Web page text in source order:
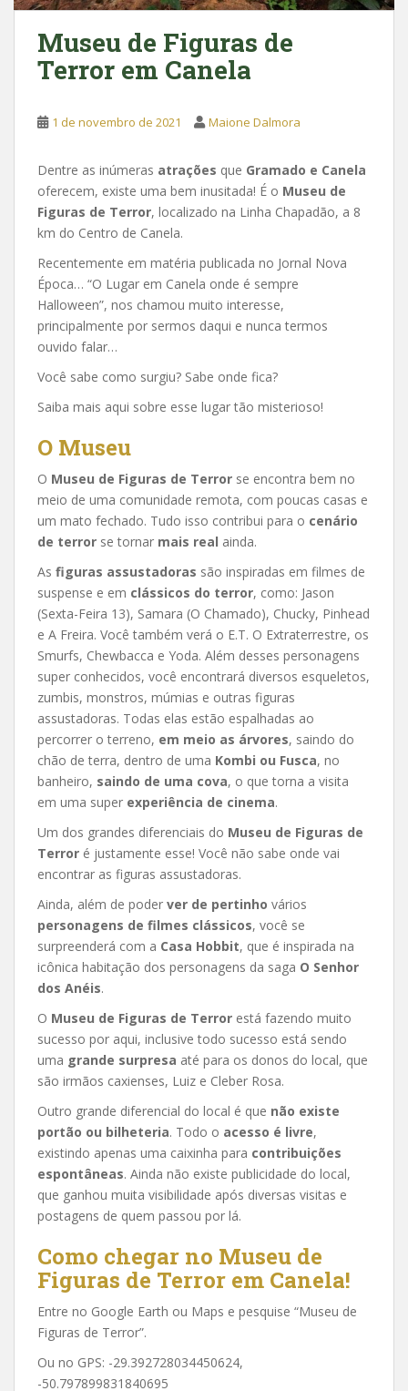
Museu de Figuras de
Terror em Canela
1 de novembro de 2021 Maione Dalmora
Dentre as inúmeras atrações que Gramado e Canela
oferecem, existe uma bem inusitada! É o Museu de
Figuras de Terror, localizado na Linha Chapadão, a 8
km do Centro de Canela.
Recentemente em matéria publicada no Jornal Nova
Época… “O Lugar em Canela onde é sempre
Halloween”, nos chamou muito interesse,
principalmente por sermos daqui e nunca termos
ouvido falar…
Você sabe como surgiu? Sabe onde fica?
Saiba mais aqui sobre esse lugar tão misterioso!
O Museu
O Museu de Figuras de Terror se encontra bem no
meio de uma comunidade remota, com poucas casas e
um mato fechado. Tudo isso contribui para o cenário
de terror se tornar mais real ainda.
As figuras assustadoras são inspiradas em filmes de
suspense e em clássicos do terror, como: Jason
(Sexta-Feira 13), Samara (O Chamado), Chucky, Pinhead
e A Freira. Você também verá o E.T. O Extraterrestre, os
Smurfs, Chewbacca e Yoda. Além desses personagens
super conhecidos, você encontrará diversos esqueletos,
zumbis, monstros, múmias e outras figuras
assustadoras. Todas elas estão espalhadas ao
percorrer o terreno, em meio as árvores, saindo do
chão de terra, dentro de uma Kombi ou Fusca, no
banheiro, saindo de uma cova, o que torna a visita
em uma super experiência de cinema.
Um dos grandes diferenciais do Museu de Figuras de
Terror é justamente esse! Você não sabe onde vai
encontrar as figuras assustadoras.
Ainda, além de poder ver de pertinho vários
personagens de filmes clássicos, você se
surpreenderá com a Casa Hobbit, que é inspirada na
icônica habitação dos personagens da saga O Senhor
dos Anéis.
O Museu de Figuras de Terror está fazendo muito
sucesso por aqui, inclusive todo sucesso está sendo
uma grande surpresa até para os donos do local, que
são irmãos caxienses, Luiz e Cleber Rosa.
Outro grande diferencial do local é que não existe
portão ou bilheteria. Todo o acesso é livre,
existindo apenas uma caixinha para contribuições
espontâneas. Ainda não existe publicidade do local,
que ganhou muita visibilidade após diversas visitas e
postagens de quem passou por lá.
Como chegar no Museu de
Figuras de Terror em Canela!
Entre no Google Earth ou Maps e pesquise “Museu de
Figuras de Terror”.
Ou no GPS: -29.392728034450624,
-50.797899831840695